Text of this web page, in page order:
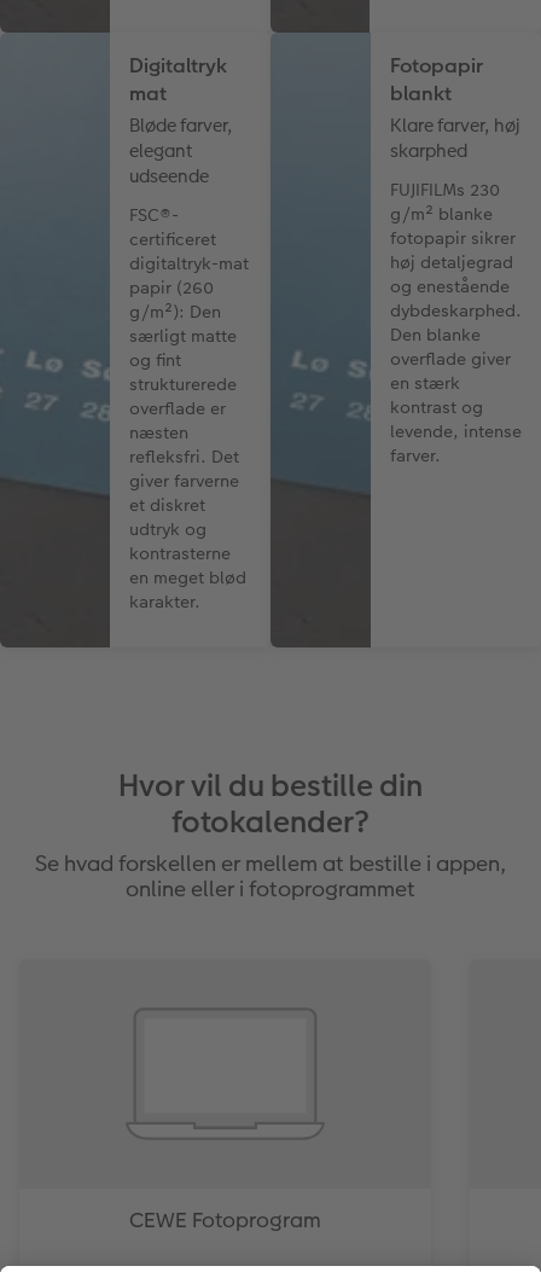
Digitaltryk
mat
Bløde farver,
elegant
udseende
FSC®-
certificeret
digitaltryk-mat
papir (260
g/m²): Den
særligt matte
og fint
strukturerede
overflade er
næsten
refleksfri. Det
giver farverne
et diskret
udtryk og
kontrasterne
en meget blød
karakter.
Fotopapir
blankt
Klare farver, høj
skarphed
FUJIFILMs 230
g/m² blanke
fotopapir sikrer
høj detaljegrad
og enestående
dybdeskarphed.
Den blanke
overflade giver
en stærk
kontrast og
levende, intense
farver.
Hvor vil du bestille din
fotokalender?
Se hvad forskellen er mellem at bestille i appen,
online eller i fotoprogrammet
CEWE Fotoprogram